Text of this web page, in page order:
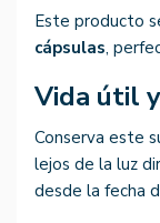
Este producto
cápsulas,
Vida útil
Conserva este
lejos de la luz
desde la fecha